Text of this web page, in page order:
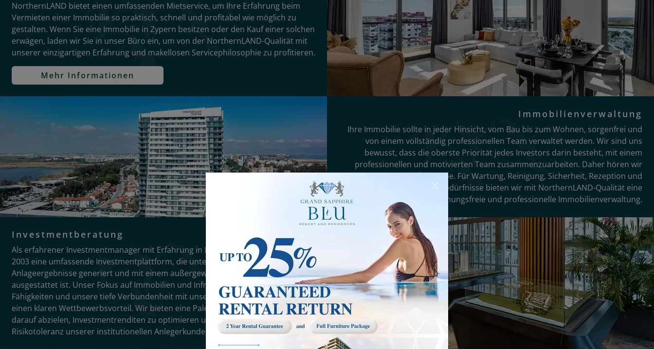
NorthernLAND bietet einen umfassenden Mietservice, um Ihre Erfahrung beim
Vermieten einer Immobilie so praktisch, schnell und profitabel wie möglich zu
gestalten. Wenn Sie eine Immobilie in Zypern besitzen oder den Kauf einer solchen
erwägen, laden wir Sie in unser Büro ein, um von der NorthernLAND-Qualität mit
unserer einzigartigen Erfahrung und makellosen Servicephilosophie zu profitieren.
Mehr Informationen
Immobilienverwaltung
Ihre Immobilie sollte in jeder Hinsicht, vom Bau bis zum Wohnen, sorgenfrei und
von einem vollständig professionellen Team verwaltet werden. Wir sind uns
bewusst, dass die oberste Priorität jedes Investors darin besteht, mit einem
professionellen und motivierten Team zusammenzuarbeiten. Daher hören wir
nicht auf, nach der Übergabe. Für Wartung, Reinigung, Sicherheit, Rezeption und
alle anderen Bedürfnisse bieten wir mit NorthernLAND-Qualität eine
unterbrechungsfreie und professionelle Immobilienverwaltung.
Investmentberatung
Als erfahrener Investmentmanager mit Erfahrung in Nordzypern, bieten wir seit
2003 eine umfassende Investmentplattform, die unter allen Umständen makellose
Anlageergebnisse generiert und mit einem außergewöhnlichen Kundenservice
ausgestattet ist. Unser Fokus auf Immobilien und Infrastruktur, unsere breiten
Fähigkeiten und unsere tiefe Verbundenheit mit unseren Kunden verschaffen uns
einen klaren Wettbewerbsvorteil. Wir bieten eine Palette innovativer Lösungen, die
darauf abzielen, Investmentrenditen zu optimieren und gleichzeitig die
Risikotoleranz unserer institutionellen Anlegerkunden zu berücksichtigen.